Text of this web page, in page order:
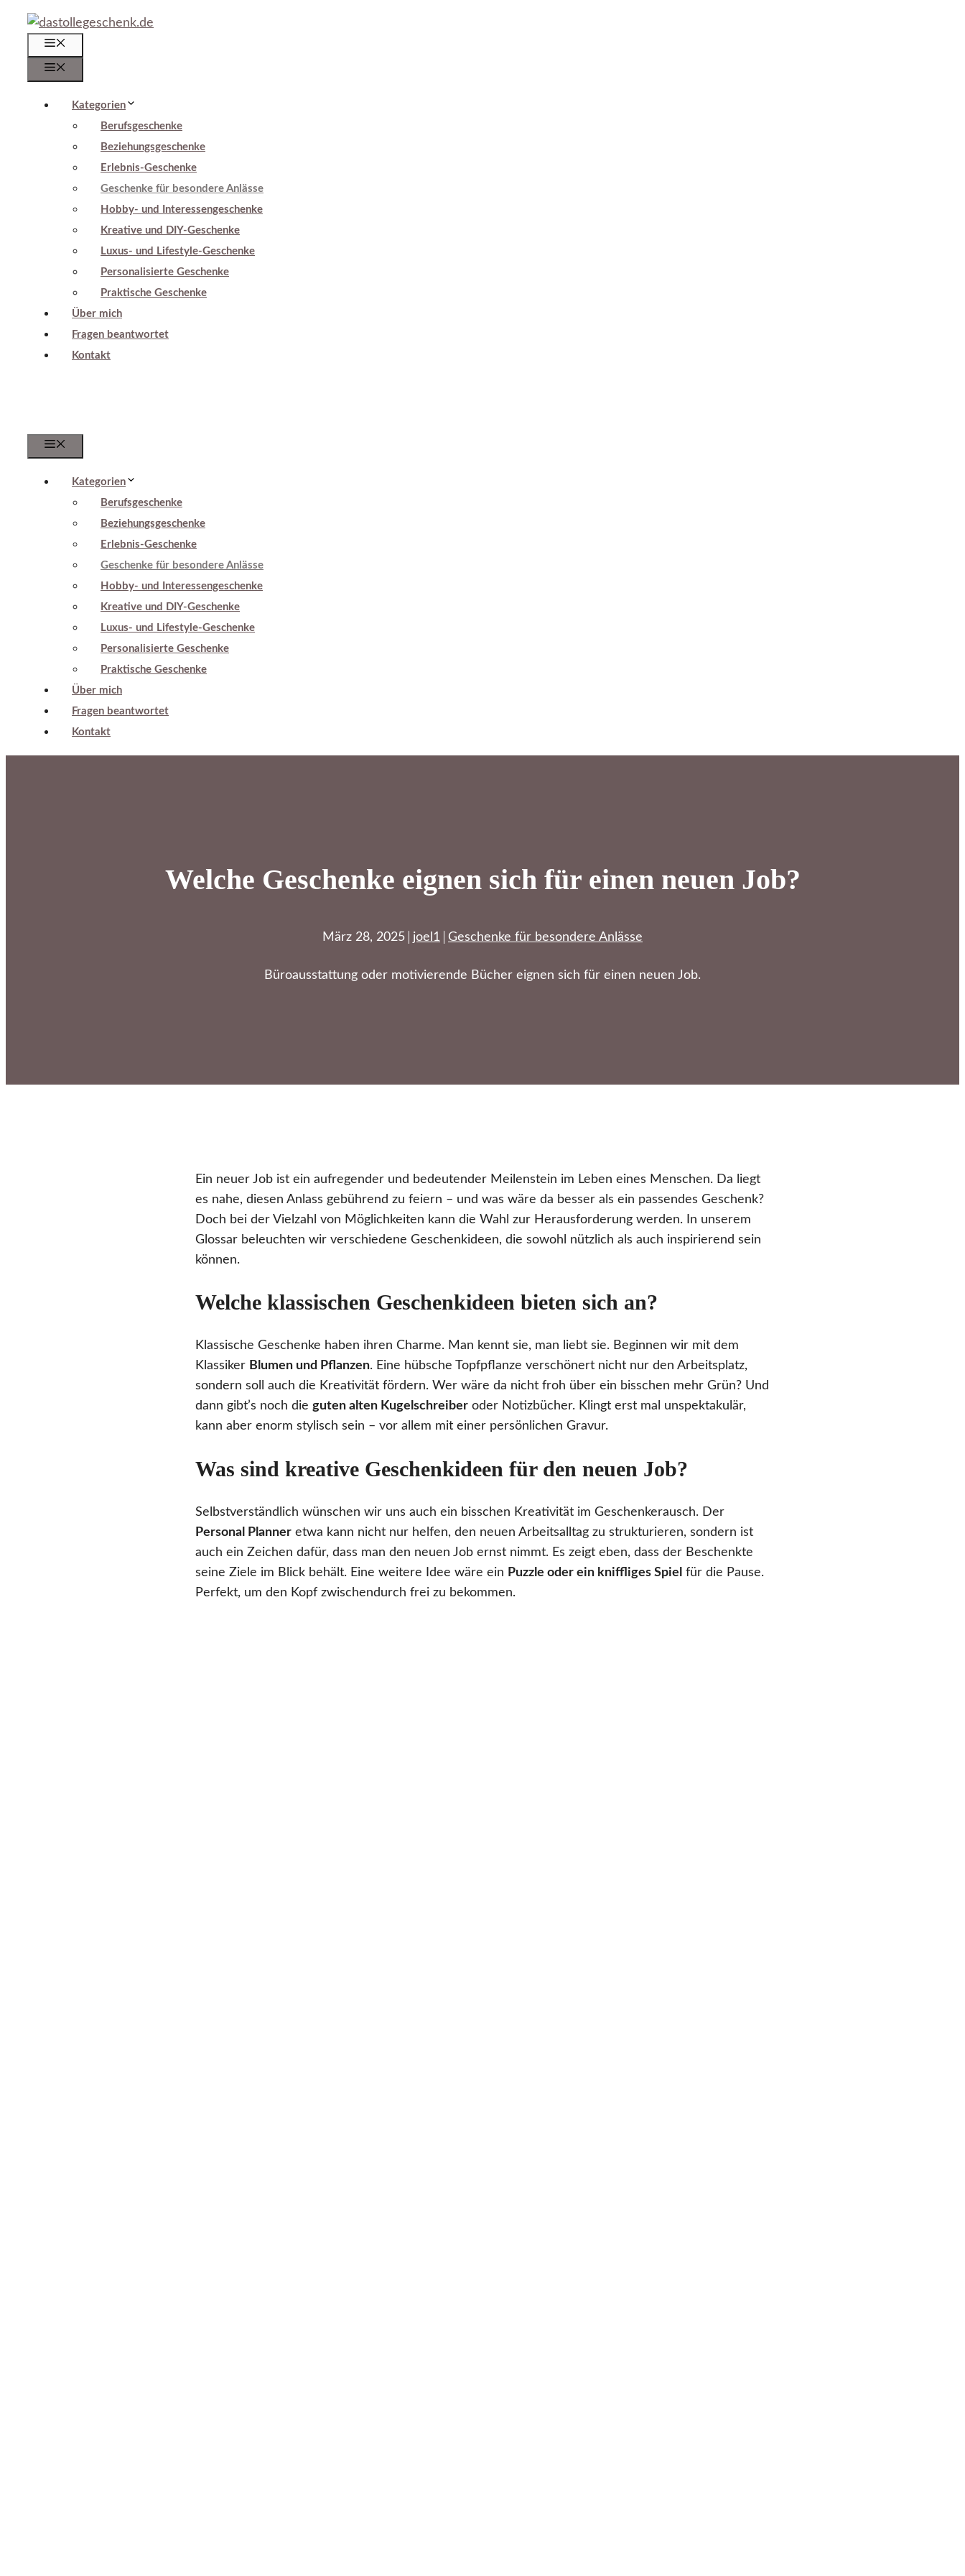
Zum
Inhalt
springen
Kategorien
Berufsgeschenke
Beziehungsgeschenke
Erlebnis-Geschenke
Geschenke für besondere Anlässe
Hobby- und Interessengeschenke
Kreative und DIY-Geschenke
Luxus- und Lifestyle-Geschenke
Personalisierte Geschenke
Praktische Geschenke
Über mich
Fragen beantwortet
Kontakt
Kategorien
Berufsgeschenke
Beziehungsgeschenke
Erlebnis-Geschenke
Geschenke für besondere Anlässe
Hobby- und Interessengeschenke
Kreative und DIY-Geschenke
Luxus- und Lifestyle-Geschenke
Personalisierte Geschenke
Praktische Geschenke
Über mich
Fragen beantwortet
Kontakt
Welche Geschenke eignen sich für einen neuen Job?
März 28, 2025 joel1 Geschenke für besondere Anlässe
Büroausstattung oder motivierende Bücher eignen sich für einen neuen Job.
Ein neuer Job ist ein aufregender und bedeutender Meilenstein im Leben eines Menschen. Da liegt
es nahe, diesen Anlass gebührend zu feiern – und was wäre da besser als ein passendes Geschenk?
Doch bei der Vielzahl von Möglichkeiten kann die Wahl zur Herausforderung werden. In unserem
Glossar beleuchten wir verschiedene Geschenkideen, die sowohl nützlich als auch inspirierend sein
können.
Welche klassischen Geschenkideen bieten sich an?
Klassische Geschenke haben ihren Charme. Man kennt sie, man liebt sie. Beginnen wir mit dem
Klassiker Blumen und Pflanzen. Eine hübsche Topfpflanze verschönert nicht nur den Arbeitsplatz,
sondern soll auch die Kreativität fördern. Wer wäre da nicht froh über ein bisschen mehr Grün? Und
dann gibt’s noch die guten alten Kugelschreiber oder Notizbücher. Klingt erst mal unspektakulär,
kann aber enorm stylisch sein – vor allem mit einer persönlichen Gravur.
Was sind kreative Geschenkideen für den neuen Job?
Selbstverständlich wünschen wir uns auch ein bisschen Kreativität im Geschenkerausch. Der
Personal Planner etwa kann nicht nur helfen, den neuen Arbeitsalltag zu strukturieren, sondern ist
auch ein Zeichen dafür, dass man den neuen Job ernst nimmt. Es zeigt eben, dass der Beschenkte
seine Ziele im Blick behält. Eine weitere Idee wäre ein Puzzle oder ein kniffliges Spiel für die Pause.
Perfekt, um den Kopf zwischendurch frei zu bekommen.